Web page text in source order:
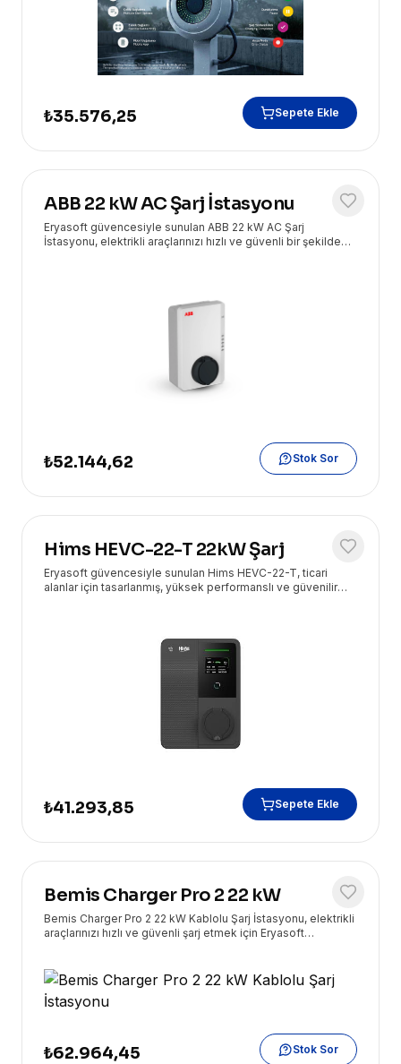
₺35.576,25 Sepete Ekle
ABB 22 kW AC Şarj İstasyonu
Eryasoft güvencesiyle sunulan ABB 22 kW AC Şarj
İstasyonu, elektrikli araçlarınızı hızlı ve güvenli bir şekilde
₺52.144,62 Stok Sor
Hims HEVC-22-T 22kW Şarj
Eryasoft güvencesiyle sunulan Hims HEVC-22-T, ticari
alanlar için tasarlanmış, yüksek performanslı ve güvenilir
₺41.293,85 Sepete Ekle
Bemis Charger Pro 2 22 kW
Bemis Charger Pro 2 22 kW Kablolu Şarj İstasyonu, elektrikli
araçlarınızı hızlı ve güvenli şarj etmek için Eryasoft
₺62.964,45 Stok Sor